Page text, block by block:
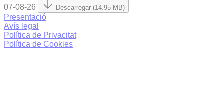
07-08-26 Descarregar (14.95 MB)
Presentació
Avís legal
Política de Privacitat
Política de Cookies